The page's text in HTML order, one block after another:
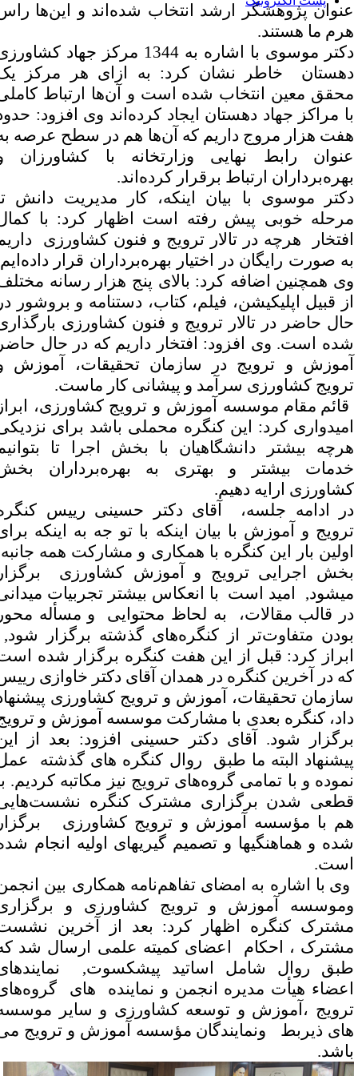
پژوهشگر ارشد انتخاب شده‌اند و این‌ها راس
ما هستند.
دکتر موسوی با اشاره به 1344 مرکز جهاد کشاورزی
خاطر نشان کرد: به ازای هر مرکز یک
معین انتخاب شده است و آن‌ها ارتباط کاملی
مراکز جهاد دهستان ایجاد کرده‌اند وی افزود: حدود
هزار مروج داریم که آن‌ها هم در سطح عرصه به
رابط نهایی وزارتخانه با کشاورزان و
ارتباط برقرار کرده‌اند.
موسوی با بیان اینکه، کار مدیریت دانش تا
خوبی پیش رفته است اظهار کرد: با کمال
هرچه در تالار ترویج و فنون کشاورزی داریم
صورت رایگان در اختیار بهره‌برداران قرار داده‌ایم.
همچنین اضافه کرد: بالای پنج هزار رسانه مختلف
قبیل اپلیکیشن، فیلم، کتاب، دستنامه و بروشور در
حاضر در تالار ترویج و فنون کشاورزی بارگذاری
است. وی افزود: افتخار داریم که در حال حاضر
و ترویج در سازمان تحقیقات، آموزش و
کشاورزی سرآمد و پیشانی کار ماست.
قائم مقام موسسه آموزش و ترویج کشاورزی، ابراز
کرد: این کنگره محملی باشد برای نزدیکی
بیشتر دانشگاهیان با بخش اجرا تا بتوانیم
بیشتر و بهتری به بهره‌برداران بخش
ارایه دهیم.
ادامه جلسه، آقای دکتر حسینی رییس کنگره
و آموزش با بیان اینکه با تو جه به اینکه برای
بار این کنگره با همکاری و مشارکت همه جانبه
اجرایی ترویج و آموزش کشاورزی برگزار
امید است با انعکاس بیشتر تجربیات میدانی
قالب مقالات، به لحاظ محتوایی و مسأله محور
متفاوت‌تر از کنگره‌های گذشته برگزار شود,
کرد: قبل از این هفت کنگره برگزار شده است
در آخرین کنگره در همدان آقای دکتر خاوازی رییس
تحقیقات، آموزش و ترویج کشاورزی پیشنهاد
کنگره بعدی با مشارکت موسسه آموزش و ترویج
شود. آقای دکتر حسینی افزود: بعد از این
البته ما طبق روال کنگره های گذشته عمل
و با تمامی گروه‌های ترویج نیز مکاتبه کردیم. با
شدن برگزاری مشترک کنگره نشست‌هایی
با مؤسسه آموزش و ترویج کشاورزی برگزار
و هماهنگیها و تصمیم گیریهای اولیه انجام شده
.
وی با اشاره به امضای تفاهم‌نامه همکاری بین انجمن
آموزش و ترویج کشاورزی و برگزاری
کنگره اظهار کرد: بعد از آخرین نشست
، احکام اعضای کمیته علمی ارسال شد که
روال شامل اساتید پیشکسوت, نمایندهای
هیأت مدیره انجمن و نماینده های گروه‌های
،آموزش و توسعه کشاورزی و سایر موسسه
ذیربط ونمایندگان مؤسسه آموزش و ترویج می
.